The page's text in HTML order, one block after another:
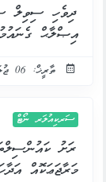
އިޞްލާޙް
ތާރީޚް: 06 ޖުލައި 2026
ސަރކިއުލަރ ނޯޓް
ރަށު
މަރާޖަޢަކޮއް